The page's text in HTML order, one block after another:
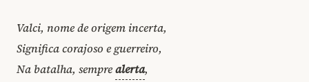
Valci, nome de origem incerta,
Significa corajoso e guerreiro,
Na batalha, semprealerta,